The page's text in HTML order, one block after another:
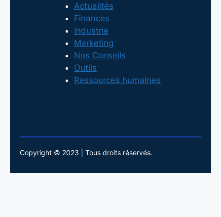
Actualités
Finances
Industrie
Marketing
Nos Conseils
Outils
Ressources humaines
Copyright © 2023 | Tous droits réservés.